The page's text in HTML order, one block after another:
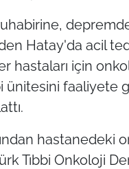
Hatay'da acil
hastaları için
ünitesini faaliyete
hastanedeki
Tıbbi Onkoloji